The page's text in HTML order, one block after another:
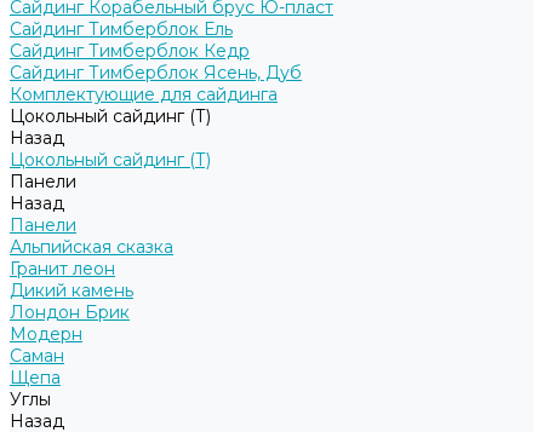
Сайдинг Корабельный брус Ю-пласт
Сайдинг Тимберблок Ель
Сайдинг Тимберблок Кедр
Сайдинг Тимберблок Ясень, Дуб
Комплектующие для сайдинга
Цокольный сайдинг (Т)
Назад
Цокольный сайдинг (Т)
Панели
Назад
Панели
Альпийская сказка
Гранит леон
Дикий камень
Лондон Брик
Модерн
Саман
Щепа
Углы
Назад